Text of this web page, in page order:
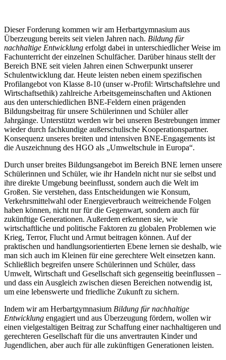
Dieser Forderung kommen wir am Herbartgymnasium aus
Überzeugung bereits seit vielen Jahren nach. Bildung für
nachhaltige Entwicklung erfolgt dabei in unterschiedlicher Weise im
Fachunterricht der einzelnen Schulfächer. Darüber hinaus stellt der
Bereich BNE seit vielen Jahren einen Schwerpunkt unserer
Schulentwicklung dar. Heute leisten neben einem spezifischen
Profilangebot von Klasse 8-10 (unser w-Profil: Wirtschaftslehre und
Wirtschaftsethik) zahlreiche Arbeitsgemeinschaften und Aktionen
aus den unterschiedlichen BNE-Feldern einen prägenden
Bildungsbeitrag für unsere Schülerinnen und Schüler aller
Jahrgänge. Unterstützt werden wir bei unseren Bestrebungen immer
wieder durch fachkundige außerschulische Kooperationspartner.
Konsequenz unseres breiten und intensiven BNE-Engagements ist
die Auszeichnung des HGO als „Umweltschule in Europa“.
Durch unser breites Bildungsangebot im Bereich BNE lernen unsere
Schülerinnen und Schüler, wie ihr Handeln nicht nur sie selbst und
ihre direkte Umgebung beeinflusst, sondern auch die Welt im
Großen. Sie verstehen, dass Entscheidungen wie Konsum,
Verkehrsmittelwahl oder Energieverbrauch weitreichende Folgen
haben können, nicht nur für die Gegenwart, sondern auch für
zukünftige Generationen. Außerdem erkennen sie, wie
wirtschaftliche und politische Faktoren zu globalen Problemen wie
Krieg, Terror, Flucht und Armut beitragen können. Auf der
praktischen und handlungsorientierten Ebene lernen sie deshalb, wie
man sich auch im Kleinen für eine gerechtere Welt einsetzen kann.
Schließlich begreifen unsere Schülerinnen und Schüler, dass
Umwelt, Wirtschaft und Gesellschaft sich gegenseitig beeinflussen –
und dass ein Ausgleich zwischen diesen Bereichen notwendig ist,
um eine lebenswerte und friedliche Zukunft zu sichern.
Indem wir am Herbartgymnasium Bildung für nachhaltige
Entwicklung engagiert und aus Überzeugung fördern, wollen wir
einen vielgestaltigen Beitrag zur Schaffung einer nachhaltige­ren und
gerechteren Gesellschaft für die uns anvertrauten Kinder und
Jugendlichen, aber auch für alle zukünftigen Generationen leisten.